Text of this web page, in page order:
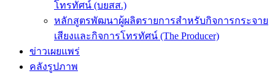
โทรทัศน์ (บยสส.)
หลักสูตรพัฒนาผู้ผลิตรายการสำหรับกิจการกระจาย
เสียงและกิจการโทรทัศน์ (The Producer)
ข่าวเผยแพร่
คลังรูปภาพ